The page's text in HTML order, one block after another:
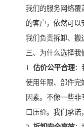
我们的服务网络覆
的客户，依然可以
我们负责拆卸、搬
三、为什么选择我
1. 估价公平合理：
使用年限、部件完
因素。不像一些
口压价。我们承诺